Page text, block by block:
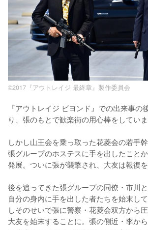
©2017『アウトレイジ 最終章』製作委員会
『アウトレイジ ビヨンド』での出来事
り、張のもとで歓楽街の用心棒をしていま
しかし山王会を乗っ取った花菱会の若手
張グループのホステスに手を出したこと
発展。ついに張が襲撃され、大友は報復を
後を追ってきた張グループの同僚・市川
自分の身内に手を出した者たちを始末し
しそのせいで張に警察・花菱会双方から
大友を始末することに。張の側近・李か